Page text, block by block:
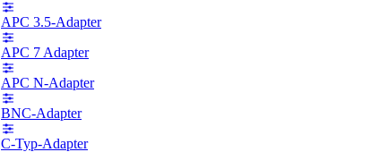
APC 3.5-Adapter
APC 7 Adapter
APC N-Adapter
BNC-Adapter
C-Typ-Adapter